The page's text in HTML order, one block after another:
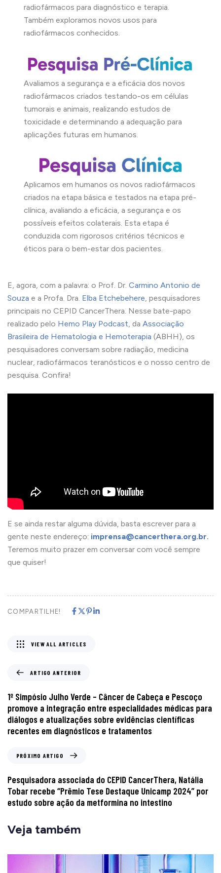
radiofármacos para diagnóstico e terapia.
Também exploramos novos usos para
radiofármacos conhecidos.
Avaliamos a segurança e a eficácia dos novos
radiofármacos criados testando-os em células
tumorais e animais, realizando estudos de
toxicidade e determinando a adequação para
aplicações futuras em humanos.
Aplicamos em humanos os novos radiofármacos
criados na etapa básica e testados na etapa pré-
clínica, avaliando a eficácia, a segurança e os
possíveis efeitos colaterais. Esta etapa é
conduzida com rigorosos critérios técnicos e
éticos para o bem-estar dos pacientes.
E, agora, com a palavra: o Prof. Dr. Carmino Antonio de
Souza e a Profa. Dra. Elba Etchebehere, pesquisadores
principais no CEPID CancerThera. Nesse bate-papo
realizado pelo Hemo Play Podcast, da Associação
Brasileira de Hematologia e Hemoterapia (ABHH), os
pesquisadores conversam sobre radiação, medicina
nuclear, radiofármacos teranósticos e o nosso centro de
pesquisa. Confira!
E se ainda restar alguma dúvida, basta escrever para a
gente neste endereço: imprensa@cancerthera.org.br.
Teremos muito prazer em conversar com você sempre
que quiser!
COMPARTILHE!
ARTIGO ANTERIOR
1º Simpósio Julho Verde – Câncer de Cabeça e Pescoço
promove a integração entre especialidades médicas para
diálogos e atualizações sobre evidências científicas
recentes em diagnósticos e tratamentos
VIEW ALL ARTICLES
PRÓXIMO ARTIGO
Pesquisadora associada do CEPID CancerThera, Natália
Tobar recebe “Prêmio Tese Destaque Unicamp 2024” por
estudo sobre ação da metformina no intestino
Veja também